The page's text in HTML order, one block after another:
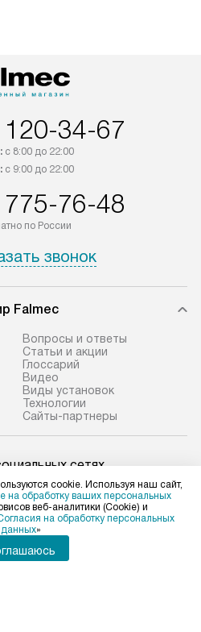
34-67
с 8:00 до 22:00
с 9:00 до 22:00
76-48
по России
звонок
Falmec
Вопросы и ответы
Статьи и акции
Глоссарий
Видео
Виды установок
Технологии
Сайты-партнеры
сетях
лиц
home.ru
лиц
cookie. Используя наш сайт,
на обработку ваших персональных
веб-аналитики (Cookie) и
на обработку персональных
данных»